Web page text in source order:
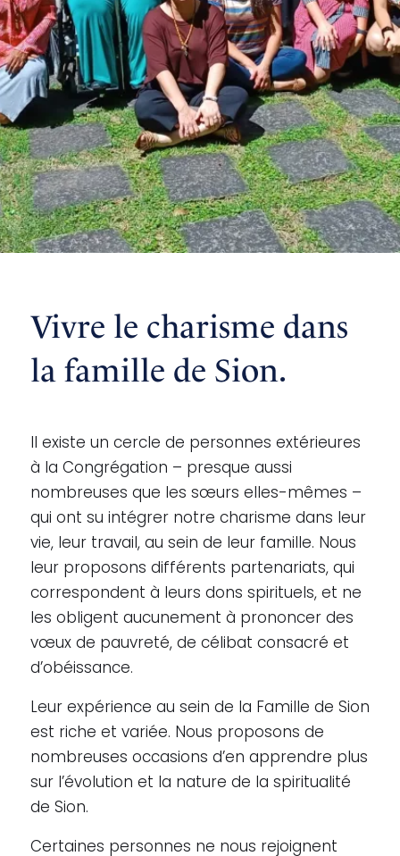
Vivre le charisme dans
la famille de Sion.
Il existe un cercle de personnes extérieures
à la Congrégation – presque aussi
nombreuses que les sœurs elles-mêmes –
qui ont su intégrer notre charisme dans leur
vie, leur travail, au sein de leur famille. Nous
leur proposons différents partenariats, qui
correspondent à leurs dons spirituels, et ne
les obligent aucunement à prononcer des
vœux de pauvreté, de célibat consacré et
d’obéissance.
Leur expérience au sein de la Famille de Sion
est riche et variée. Nous proposons de
nombreuses occasions d’en apprendre plus
sur l’évolution et la nature de la spiritualité
de Sion.
Certaines personnes ne nous rejoignent